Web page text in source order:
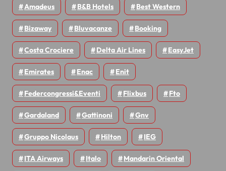
Amadeus B&B Hotels Best Western
Bizaway Bluvacanze Booking
Costa Crociere Delta Air Lines EasyJet
Emirates Enac Enit
Federcongressi&eventi Flixbus Fto
Gardaland Gattinoni Gnv
Gruppo Nicolaus Hilton IEG
ITA Airways Italo Mandarin Oriental